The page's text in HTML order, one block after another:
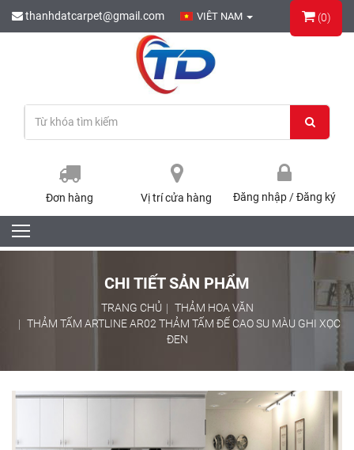
thanhdatcarpet@gmail.com VIÊT NAM (0)
Đăng nhập /Đăng ký
Đơn hàng Vị trí cửa hàng
CHI TIẾT SẢN PHẨM
TRANG CHỦ
THẢM HOA VĂN
THẢM TẤM ARTLINE AR02 THẢM TẤM ĐẾ CAO SU MÀU GHI XỌC
ĐEN